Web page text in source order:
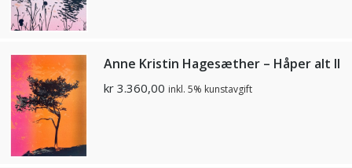
Anne Kristin Hagesæther – Håper alt II
kr 3.360,00 inkl. 5% kunstavgift